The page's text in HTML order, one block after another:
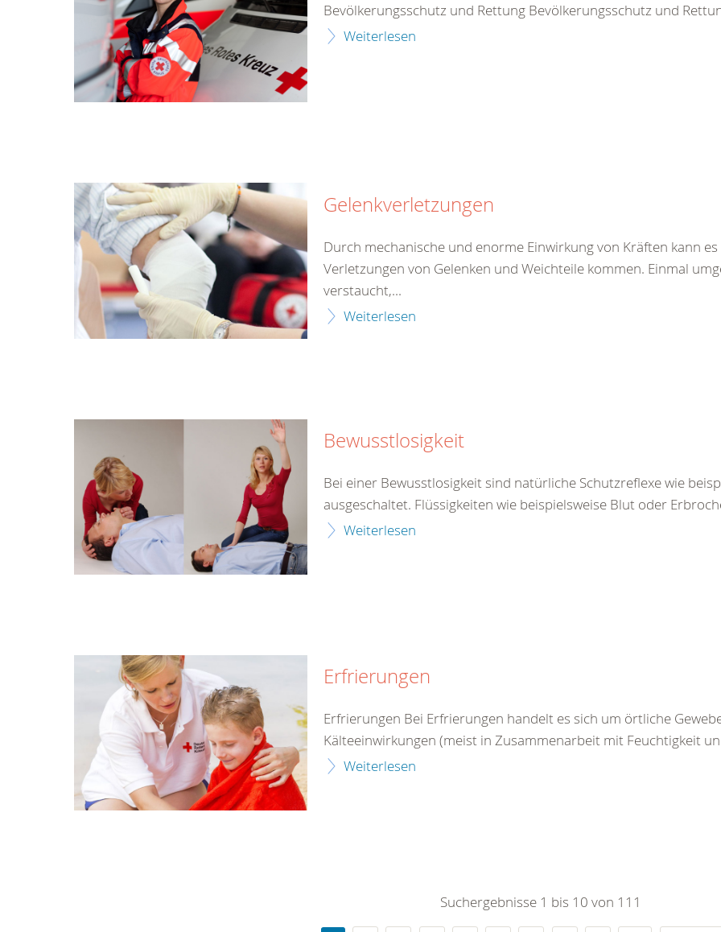
Bevölkerungsschutz und Rettung Bevölkerungsschutz und
Weiterlesen
Gelenkverletzungen
Durch mechanische und enorme Einwirkung von Kräften kann
Verletzungen von Gelenken und Weichteile kommen. Einmal
verstaucht,...
Weiterlesen
Bewusstlosigkeit
Bei einer Bewusstlosigkeit sind natürliche Schutzreflexe wie
ausgeschaltet. Flüssigkeiten wie beispielsweise Blut oder
Weiterlesen
Erfrierungen
Erfrierungen Bei Erfrierungen handelt es sich um örtliche
Kälteeinwirkungen (meist in Zusammenarbeit mit Feuchtigkeit
Weiterlesen
Suchergebnisse 1 bis 10 von 111